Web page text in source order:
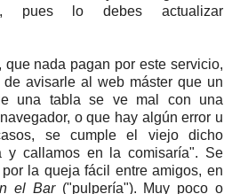
pues lo debes actualizar
que nada pagan por este servicio,
avisarle al web máster que un
una tabla se ve mal con una
o que hay algún error u
se cumple el viejo dicho
y callamos en la comisaría". Se
la queja fácil entre amigos, en
el Bar("pulpería"). Muy poco o